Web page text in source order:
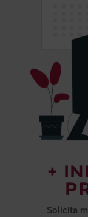
+
Solicita